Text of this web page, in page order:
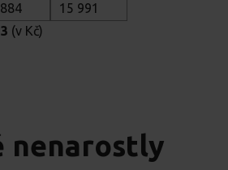
15 991
(v Kč)
nenarostly